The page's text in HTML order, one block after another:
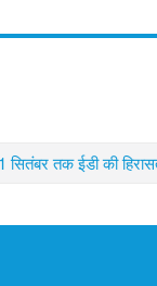
तक ईडी की